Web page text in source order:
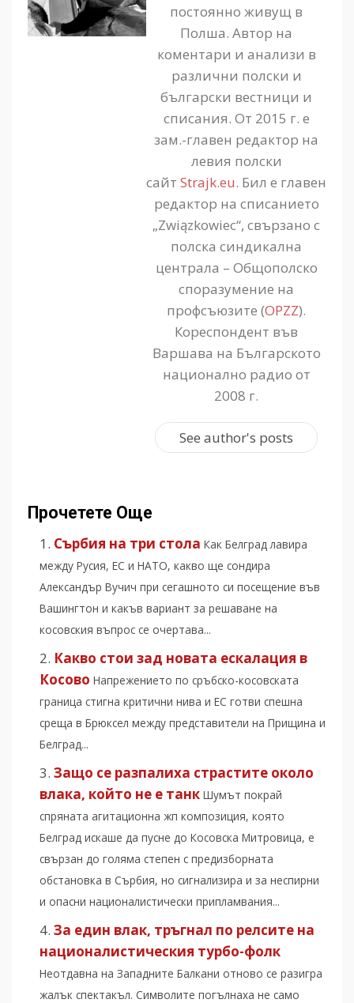
постоянно живущ в
Полша. Автор на
коментари и анализи в
различни полски и
български вестници и
списания. От 2015 г. е
зам.-главен редактор на
левия полски
сайт Strajk.eu. Бил е главен
редактор на списанието
„Związkowiec“, свързано с
полска синдикална
централа – Общополско
споразумение на
профсъюзите (OPZZ).
Кореспондент във
Варшава на Българското
национално радио от
2008 г.
See author's posts
Прочетете Още
Сърбия на три стола Как Белград лавира
между Русия, ЕС и НАТО, какво ще сондира
Александър Вучич при сегашното си посещение във
Вашингтон и какъв вариант за решаване на
косовския въпрос се очертава...
Какво стои зад новата ескалация в
Косово Напрежението по сръбско-косовската
граница стигна критични нива и ЕС готви спешна
среща в Брюксел между представители на Прищина и
Белград...
Защо се разпалиха страстите около
влака, който не е танк Шумът покрай
спряната агитационна жп композиция, която
Белград искаше да пусне до Косовска Митровица, е
свързан до голяма степен с предизборната
обстановка в Сърбия, но сигнализира и за неспирни
и опасни националистически припламвания...
За един влак, тръгнал по релсите на
националистическия турбо-фолк
Неотдавна на Западните Балкани отново се разигра
жалък спектакъл. Символите погълнаха не само